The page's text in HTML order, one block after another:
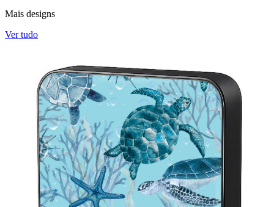
Mais designs
Ver tudo